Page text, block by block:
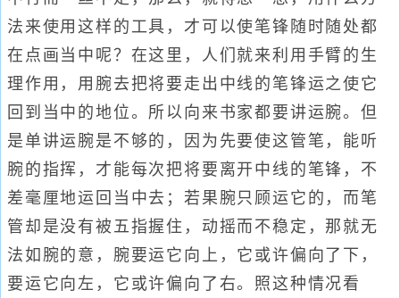
法来使用这样的工具，才可以使笔锋随时随处都
在点画当中呢？在这里，人们就来利用手臂的生
理作用，用腕去把将要走出中线的笔锋运之使它
回到当中的地位。所以向来书家都要讲运腕。但
是单讲运腕是不够的，因为先要使这管笔，能听
腕的指挥，才能每次把将要离开中线的笔锋，不
差毫厘地运回当中去；若果腕只顾运它的，而笔
管却是没有被五指握住，动摇而不稳定，那就无
法如腕的意，腕要运它向上，它或许偏向了下，
要运它向左，它或许偏向了右。照这种情况看